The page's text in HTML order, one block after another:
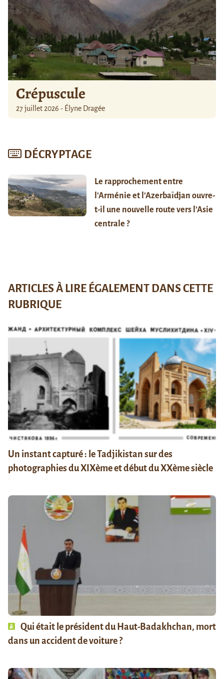
Crépuscule
27 juillet 2026 - Élyne Dragée
DÉCRYPTAGE
Le rapprochement entre
l’Arménie et l’Azerbaïdjan ouvre-
t-il une nouvelle route vers l’Asie
centrale ?
ARTICLES À LIRE ÉGALEMENT DANS CETTE
RUBRIQUE
Un instant capturé : le Tadjikistan sur des
photographies du XIXème et début du XXème siècle
Qui était le président du Haut-Badakhchan, mort
dans un accident de voiture ?